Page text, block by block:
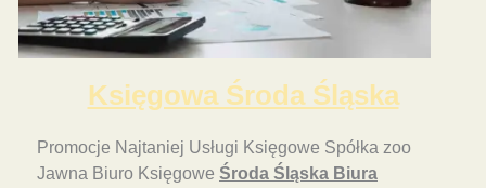
Księgowa Środa Śląska
Promocje Najtaniej Usługi Księgowe Spółka zoo
Jawna Biuro Księgowe Środa Śląska Biura